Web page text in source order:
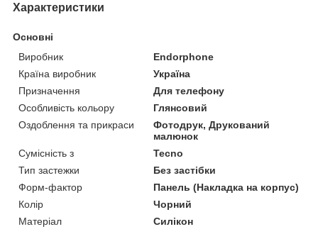
Характеристики
Основні
Виробник
Endorphone
Країна виробник
Україна
Призначення
Для телефону
Особливість кольору
Глянсовий
Оздоблення та прикраси
Фотодрук, Друкований
малюнок
Сумісність з
Tecno
Тип застежки
Без застібки
Форм-фактор
Панель (Накладка на корпус)
Колір
Чорний
Матеріал
Силікон